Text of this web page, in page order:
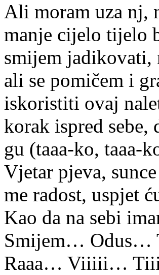
Ali moram uza nj,
manje cijelo tijelo
smijem jadikovati,
ali se pomičem i
iskoristiti ovaj
korak ispred
gu (taaa-ko, taaa-
Vjetar pjeva,
me radost, uspjet
Kao da na sebi
Smijem…
Raaa… Viiiii…